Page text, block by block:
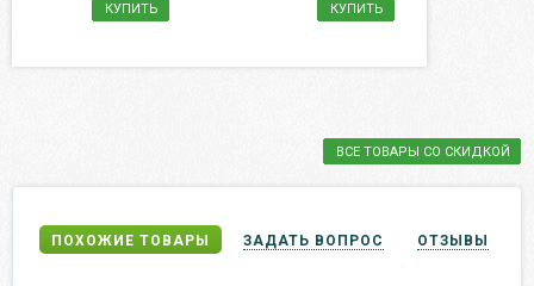
КУПИТЬ КУПИТЬ
ВСЕ ТОВАРЫ СО СКИДКОЙ
ПОХОЖИЕ ТОВАРЫ ЗАДАТЬ ВОПРОС ОТЗЫВЫ